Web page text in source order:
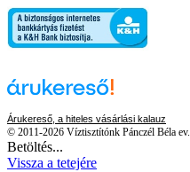
Árukereső, a hiteles vásárlási kalauz
© 2011-2026 Víztisztítónk Pánczél Béla
Betöltés...
Vissza a tetejére